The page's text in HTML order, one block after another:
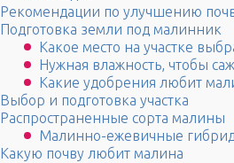
Рекомендации по улучшению
Подготовка земли под малинник
Какое место на участке
Нужная влажность, чтобы
Какие удобрения любит
Выбор и подготовка участка
Распространенные сорта малины
Малинно-ежевичные
Какую почву любит малина